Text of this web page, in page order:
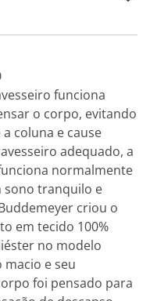
funciona
o corpo, evitando
coluna e cause
adequado, a
normalmente
sono tranquilo e
criou o
em tecido 100%
no modelo
e seu
foi pensado para